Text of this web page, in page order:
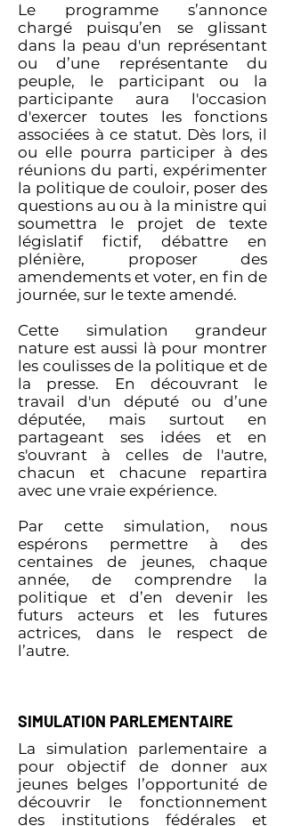
Le programme s’annonce
chargé puisqu’en se glissant
dans la peau d'un représentant
ou d’une représentante du
peuple, le participant ou la
participante aura l'occasion
d'exercer toutes les fonctions
associées à ce statut. Dès lors, il
ou elle pourra participer à des
réunions du parti, expérimenter
la politique de couloir, poser des
questions au ou à la ministre qui
soumettra le projet de texte
législatif fictif, débattre en
plénière, proposer des
amendements et voter, en fin de
journée, sur le texte amendé.
Cette simulation grandeur
nature est aussi là pour montrer
les coulisses de la politique et de
la presse. En découvrant le
travail d'un député ou d’une
députée, mais surtout en
partageant ses idées et en
s'ouvrant à celles de l'autre,
chacun et chacune repartira
avec une vraie expérience.
Par cette simulation, nous
espérons permettre à des
centaines de jeunes, chaque
année, de comprendre la
politique et d’en devenir les
futurs acteurs et les futures
actrices, dans le respect de
l’autre.
SIMULATION PARLEMENTAIRE
La simulation parlementaire a
pour objectif de donner aux
jeunes belges l’opportunité de
découvrir le fonctionnement
des institutions fédérales et